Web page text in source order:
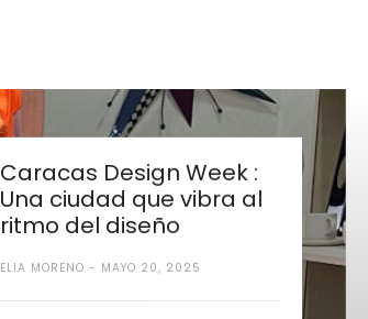
Caracas Design Week :
Una ciudad que vibra al
ritmo del diseño
ELIA MORENO MAYO 20, 2025